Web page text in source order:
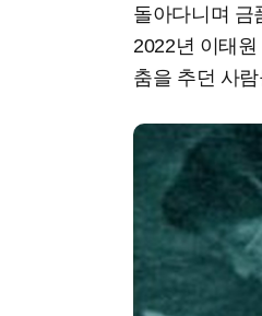
돌아다니며 금
2022년 이태
춤을 추던 사